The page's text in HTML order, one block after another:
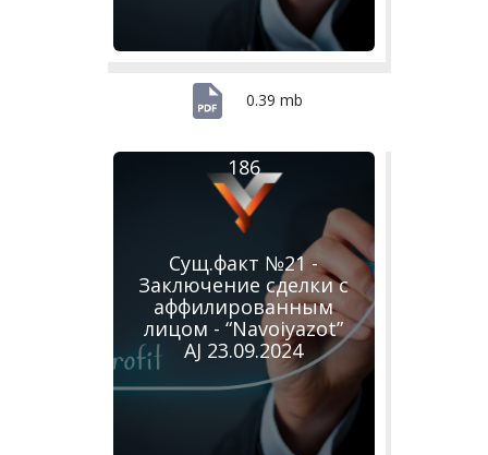
0.39 mb
Сущ.факт №21 -
Заключение сделки с
аффилированным
лицом - “Navoiyazot”
AJ 23.09.2024
186